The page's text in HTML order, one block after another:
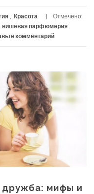
, Красота
Отмечено:
нишевая парфюмерия ,
комментарий
дружба: мифы и